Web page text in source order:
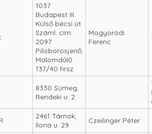
1037
Budapest III.
Külső bécsi út
Száml. cím:
2097
Pilisborosjenő,
Malomdűlő
137/40 hrsz.
Mogyoródi
Ferenc
8330 Sümeg,
Rendeki u. 2.
2461 Tárnok,
Ilona u. 29.
Czeilinger Péter